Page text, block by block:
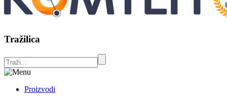
Tražilica
Proizvodi